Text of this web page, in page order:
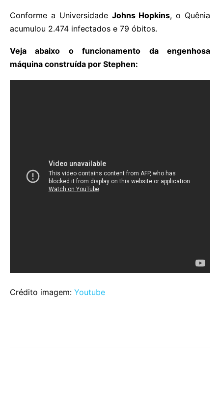
Conforme a Universidade Johns Hopkins, o Quênia
acumulou 2.474 infectados e 79 óbitos.
Veja abaixo o funcionamento da engenhosa
máquina construída por Stephen:
Crédito imagem: Youtube